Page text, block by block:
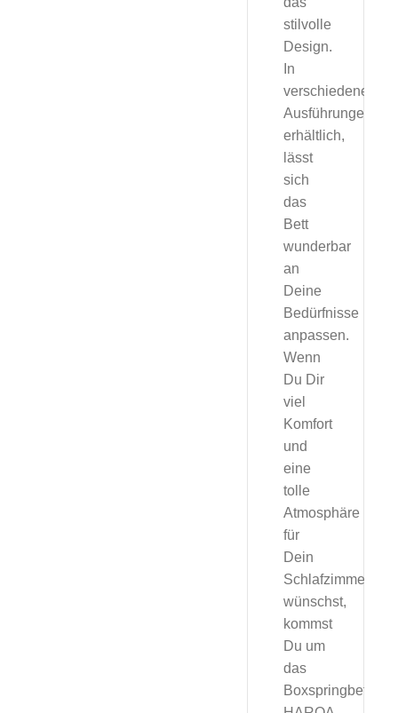
stilvolle
Design.
In
verschiedenen
Ausführungen
erhältlich,
lässt
sich
das
Bett
wunderbar
an
Deine
Bedürfnisse
anpassen.
Wenn
Du Dir
viel
Komfort
und
eine
tolle
Atmosphäre
für
Dein
Schlafzimmer
wünschst,
kommst
Du um
das
Boxspringbett